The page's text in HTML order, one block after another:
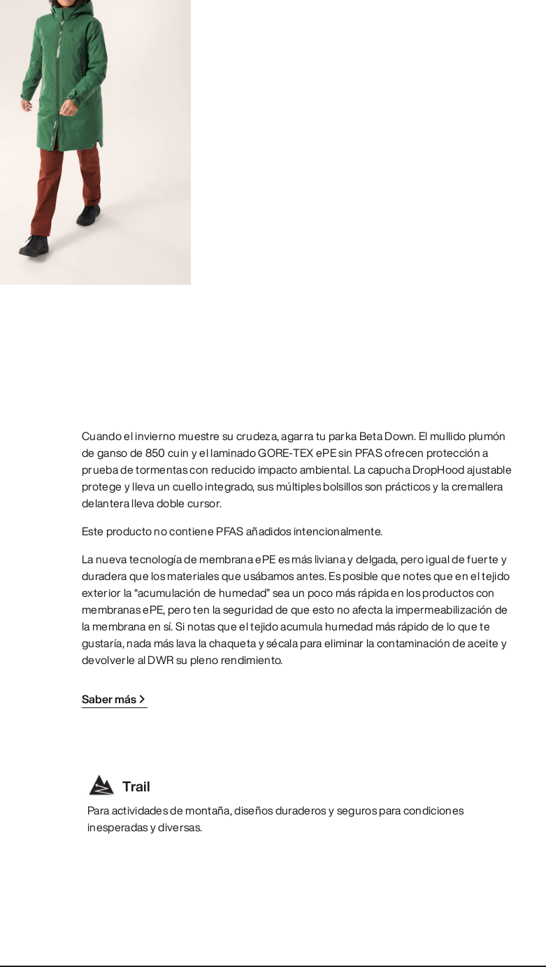
Cuando el invierno muestre su crudeza, agarra tu parka Beta Down. El mullido plumón
de ganso de 850 cuin y el laminado GORE-TEX ePE sin PFAS ofrecen protección a
prueba de tormentas con reducido impacto ambiental. La capucha DropHood ajustable
protege y lleva un cuello integrado, sus múltiples bolsillos son prácticos y la cremallera
delantera lleva doble cursor.
Este producto no contiene PFAS añadidos intencionalmente.
La nueva tecnología de membrana ePE es más liviana y delgada, pero igual de fuerte y
duradera que los materiales que usábamos antes. Es posible que notes que en el tejido
exterior la “acumulación de humedad” sea un poco más rápida en los productos con
membranas ePE, pero ten la seguridad de que esto no afecta la impermeabilización de
la membrana en sí. Si notas que el tejido acumula humedad más rápido de lo que te
gustaría, nada más lava la chaqueta y sécala para eliminar la contaminación de aceite y
devolverle al DWR su pleno rendimiento.
Saber más
Trail
Para actividades de montaña, diseños duraderos y seguros para condiciones
inesperadas y diversas.